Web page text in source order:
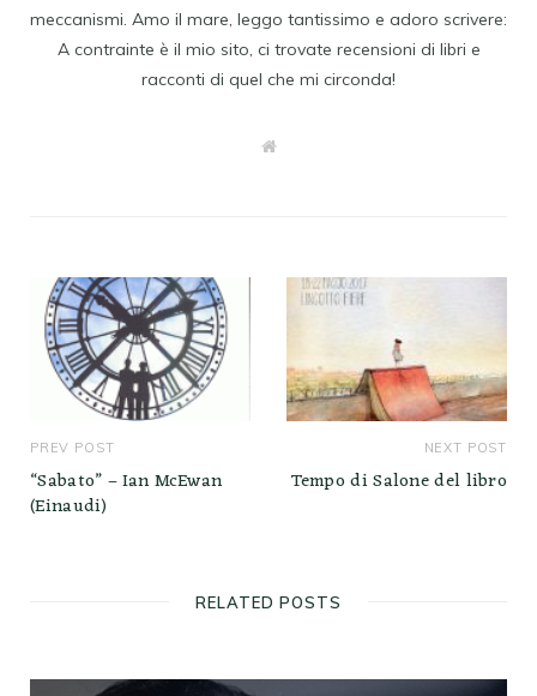
meccanismi. Amo il mare, leggo tantissimo e adoro scrivere:
A contrainte è il mio sito, ci trovate recensioni di libri e
racconti di quel che mi circonda!
W
PREV POST
“Sabato” – Ian McEwan
(Einaudi)
NEXT POST
Tempo di Salone del libro
RELATED POSTS